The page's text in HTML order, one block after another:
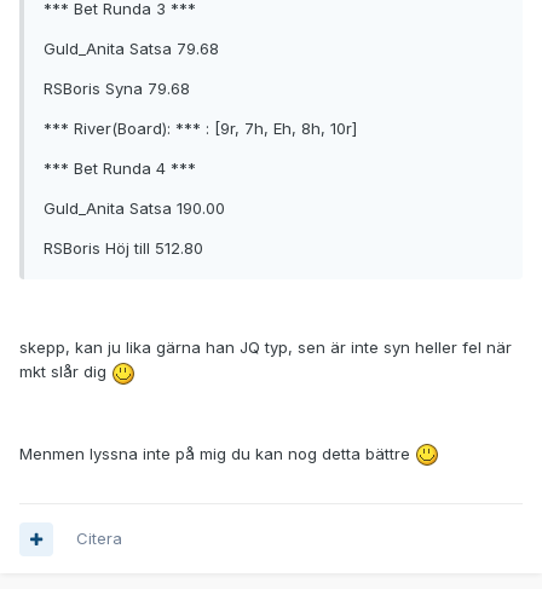
*** Bet Runda 3 ***
Guld_Anita Satsa 79.68
RSBoris Syna 79.68
*** River(Board): *** : [9r, 7h, Eh, 8h, 10r]
*** Bet Runda 4 ***
Guld_Anita Satsa 190.00
RSBoris Höj till 512.80
skepp, kan ju lika gärna han JQ typ, sen är inte syn heller fel när
mkt slår dig
Menmen lyssna inte på mig du kan nog detta bättre
Citera